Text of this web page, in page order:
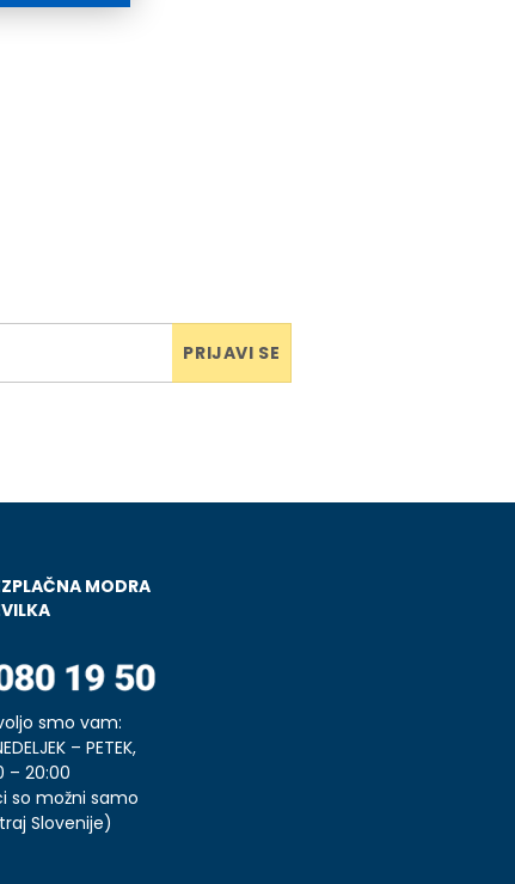
PRIJAVI SE
MODRA
smo vam:
– PETEK,
– 20:00
so možni samo
Slovenije)